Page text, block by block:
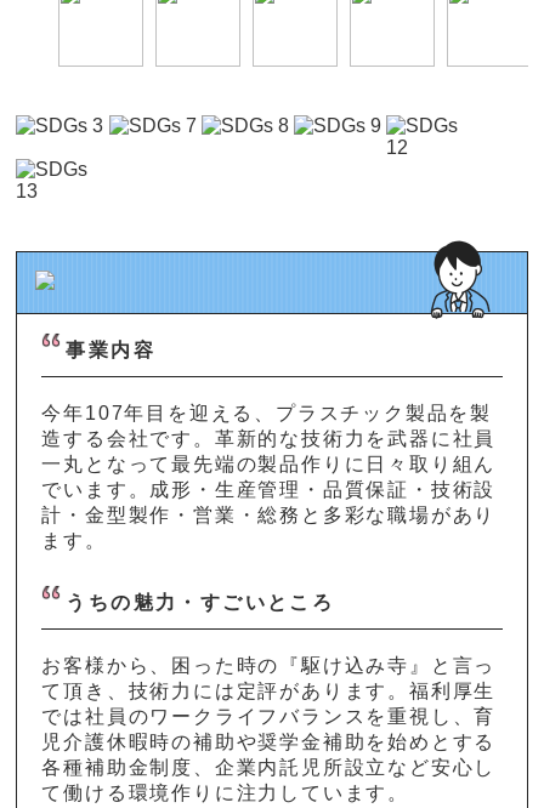
事業内容
今年107年目を迎える、プラスチック製品を製
造する会社です。革新的な技術力を武器に社員
一丸となって最先端の製品作りに日々取り組ん
でいます。成形・生産管理・品質保証・技術設
計・金型製作・営業・総務と多彩な職場があり
ます。
うちの魅力・すごいところ
お客様から、困った時の『駆け込み寺』と言っ
て頂き、技術力には定評があります。福利厚生
では社員のワークライフバランスを重視し、育
児介護休暇時の補助や奨学金補助を始めとする
各種補助金制度、企業内託児所設立など安心し
て働ける環境作りに注力しています。